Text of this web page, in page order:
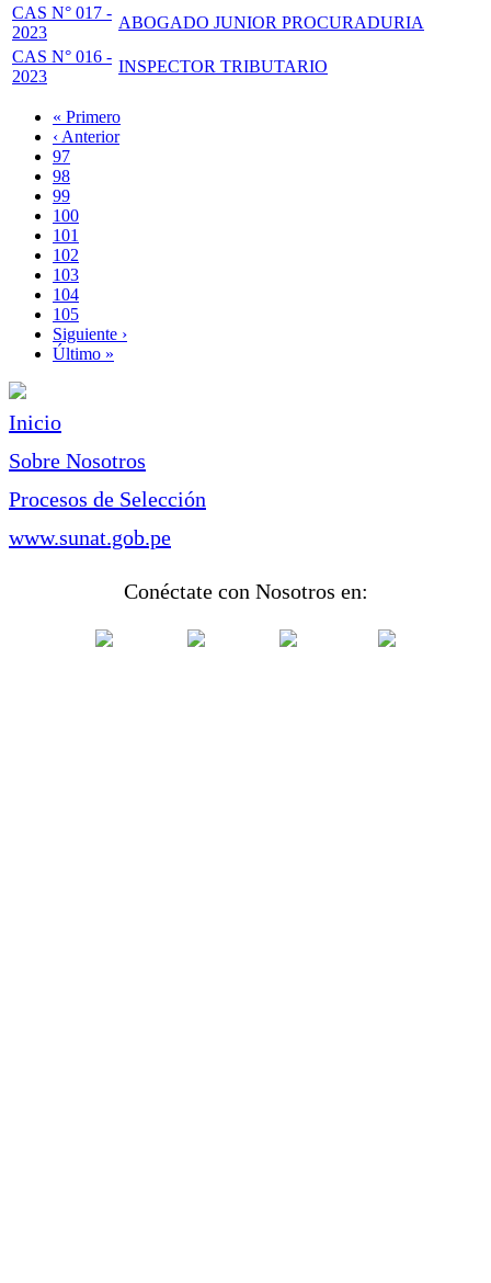
CAS N° 017 -
2023
ABOGADO JUNIOR PROCURADURIA
CAS N° 016 -
2023
INSPECTOR TRIBUTARIO
Paginación
Primera
página
« Primero
Página
anterior
‹ Anterior
Page
97
Page
98
Page
99
Page
100
Página
actual
101
Page
102
Page
103
Page
104
Page
105
Siguiente
página
Siguiente ›
Última
Último »
Inicio
Sobre Nosotros
Procesos de Selección
www.sunat.gob.pe
Conéctate con Nosotros en: